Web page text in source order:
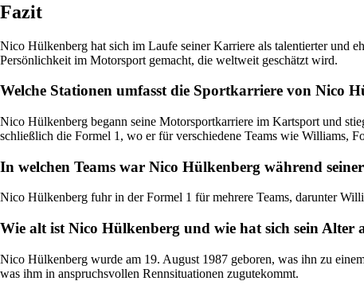
Fazit
Nico Hülkenberg hat sich im Laufe seiner Karriere als talentierter und
Persönlichkeit im Motorsport gemacht, die weltweit geschätzt wird.
Welche Stationen umfasst die Sportkarriere von Nico
Nico Hülkenberg begann seine Motorsportkarriere im Kartsport und
schließlich die Formel 1, wo er für verschiedene Teams wie Williams,
In welchen Teams war Nico Hülkenberg während
Nico Hülkenberg fuhr in der Formel 1 für mehrere Teams, darunter
Wie alt ist Nico Hülkenberg und wie hat sich sein
Nico Hülkenberg wurde am 19. August 1987 geboren, was ihn zu
was ihm in anspruchsvollen Rennsituationen zugutekommt.